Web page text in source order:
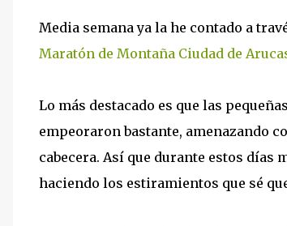
Media semana ya la he contado a
Maratón de Montaña Ciudad de
Lo más destacado es que las
empeoraron bastante, amenazando
cabecera. Así que durante estos días
haciendo los estiramientos que sé